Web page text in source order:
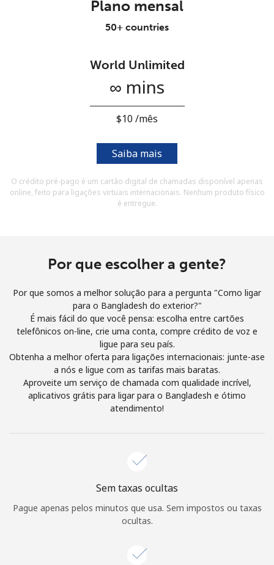
Olá!
CADASTRE-SE AGORA →
ou
Continuar com
Plano mensal
50+ countries
World Unlimited
∞ mins
⁦$10⁩ /mês
Saiba mais
O crédito pré-pago é um cartão digital de chamadas disponível apenas
online, feito para ligações virtuais internacionais. Nenhum produto físico
é entregue.
Por que escolher a gente?
Por que somos a melhor solução para a pergunta "Como ligar
para o Bangladesh do exterior?"
É mais fácil do que você pensa: escolha entre cartões
telefônicos on-line, crie uma conta, compre crédito de voz e
ligue para seu país.
Obtenha a melhor oferta para ligações internacionais: junte-ase
a nós e ligue com as tarifas mais baratas.
Aproveite um serviço de chamada com qualidade incrível,
aplicativos grátis para ligar para o Bangladesh e ótimo
atendimento!
Sem taxas ocultas
Pague apenas pelos minutos que usa. Sem impostos ou taxas
ocultas.